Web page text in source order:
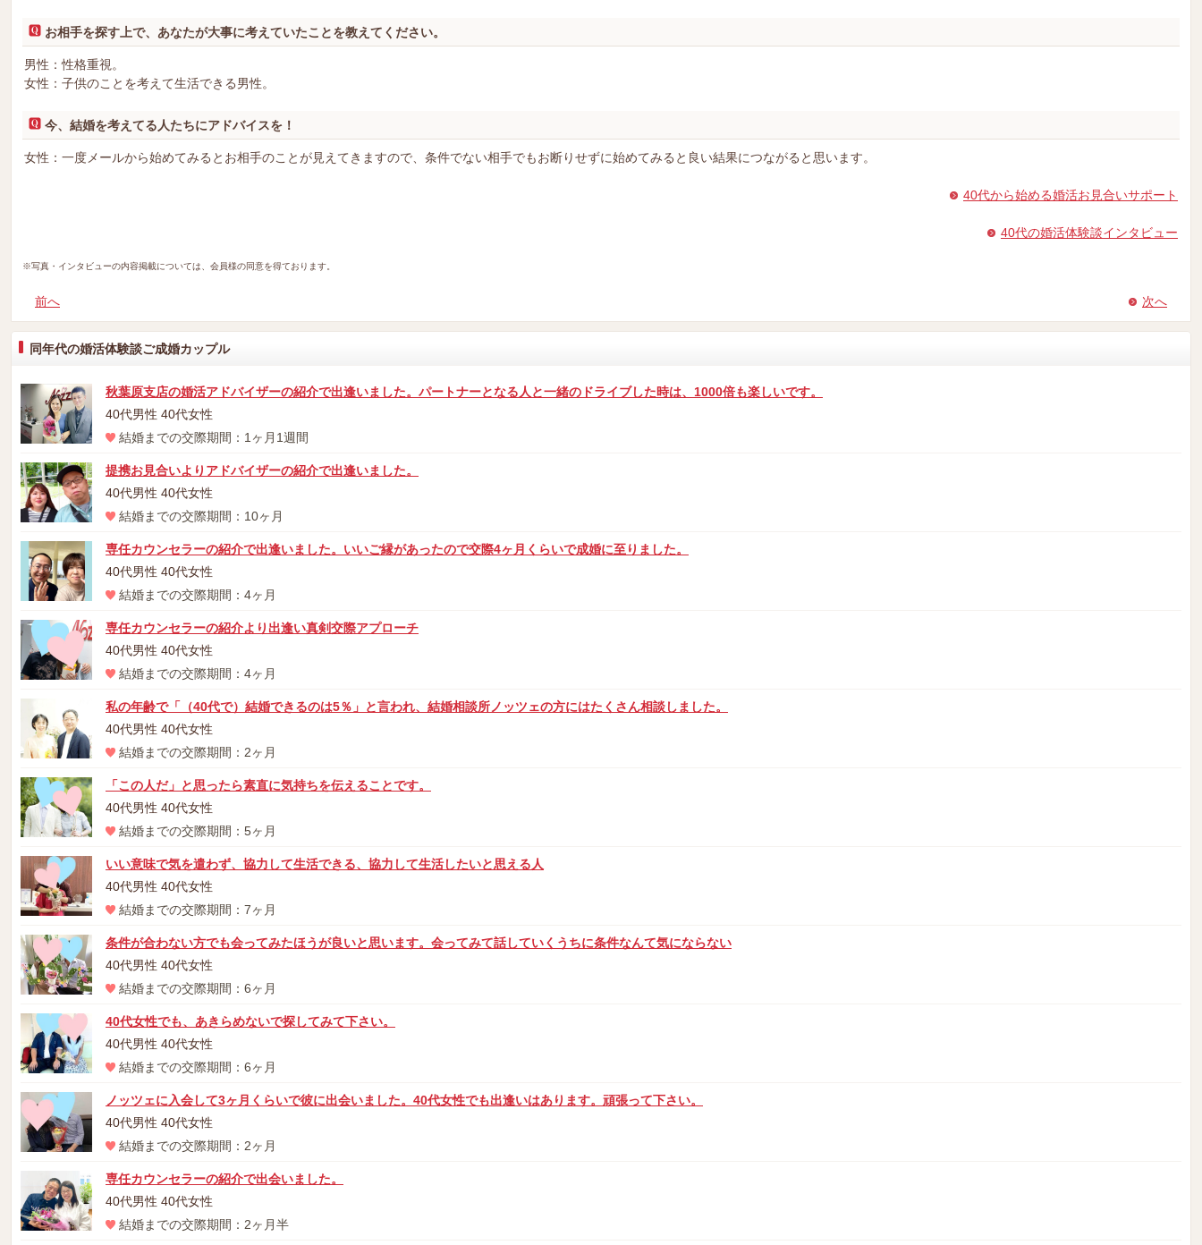
お相手を探す上で、あなたが大事に考えていたことを教えてください。
男性：性格重視。
女性：子供のことを考えて生活できる男性。
今、結婚を考えてる人たちにアドバイスを！
女性：一度メールから始めてみるとお相手のことが見えてきますので、条件でない相手でもお断りせずに始めてみると良い結果につながると思います。
40代から始める婚活お見合いサポート
40代の婚活体験談インタビュー
※写真・インタビューの内容掲載については、会員様の同意を得ております。
前へ 次へ
同年代の婚活体験談ご成婚カップル
秋葉原支店の婚活アドバイザーの紹介で出逢いました。パートナーとなる人と一緒のドライブした時は、1000倍も楽しいです。
40代男性 40代女性
結婚までの交際期間：1ヶ月1週間
提携お見合いよりアドバイザーの紹介で出逢いました。
40代男性 40代女性
結婚までの交際期間：10ヶ月
専任カウンセラーの紹介で出逢いました。いいご縁があったので交際4ヶ月くらいで成婚に至りました。
40代男性 40代女性
結婚までの交際期間：4ヶ月
専任カウンセラーの紹介より出逢い真剣交際アプローチ
40代男性 40代女性
結婚までの交際期間：4ヶ月
私の年齢で「（40代で）結婚できるのは5％」と言われ、結婚相談所ノッツェの方にはたくさん相談しました。
40代男性 40代女性
結婚までの交際期間：2ヶ月
「この人だ」と思ったら素直に気持ちを伝えることです。
40代男性 40代女性
結婚までの交際期間：5ヶ月
いい意味で気を遣わず、協力して生活できる、協力して生活したいと思える人
40代男性 40代女性
結婚までの交際期間：7ヶ月
条件が合わない方でも会ってみたほうが良いと思います。会ってみて話していくうちに条件なんて気にならない
40代男性 40代女性
結婚までの交際期間：6ヶ月
40代女性でも、あきらめないで探してみて下さい。
40代男性 40代女性
結婚までの交際期間：6ヶ月
ノッツェに入会して3ヶ月くらいで彼に出会いました。40代女性でも出逢いはあります。頑張って下さい。
40代男性 40代女性
結婚までの交際期間：2ヶ月
専任カウンセラーの紹介で出会いました。
40代男性 40代女性
結婚までの交際期間：2ヶ月半